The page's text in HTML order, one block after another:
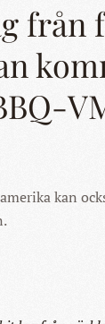
från
kan